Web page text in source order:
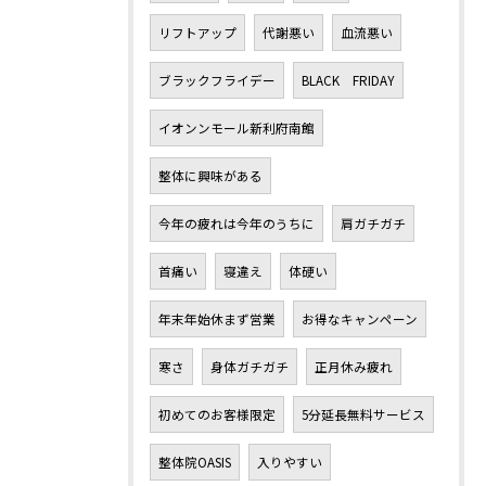
リフトアップ 代謝悪い 血流悪い
ブラックフライデー BLACK FRIDAY
イオンンモール新利府南館
整体に興味がある
今年の疲れは今年のうちに 肩ガチガチ
首痛い 寝違え 体硬い
年末年始休まず営業 お得なキャンペーン
寒さ 身体ガチガチ 正月休み疲れ
初めてのお客様限定 5分延長無料サービス
整体院OASIS 入りやすい